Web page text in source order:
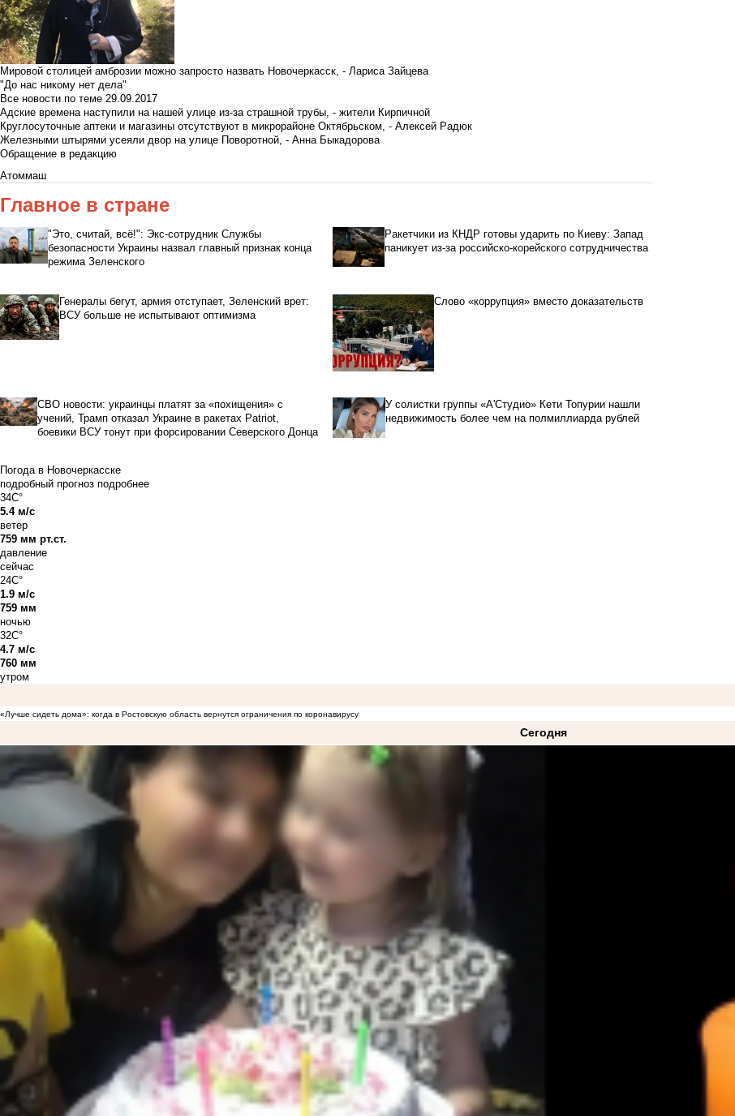
Мировой столицей амброзии можно запросто назвать Новочеркасск, - Лариса Зайцева
"До нас никому нет дела"
Все новости по теме 29.09.2017
Адские времена наступили на нашей улице из-за страшной трубы, - жители Кирпичной
Круглосуточные аптеки и магазины отсутствуют в микрорайоне Октябрьском, - Алексей Радюк
Железными штырями усеяли двор на улице Поворотной, - Анна Быкадорова
Обращение в редакцию
Атоммаш
Главное в стране
"Это, считай, всё!": Экс-сотрудник Службы
безопасности Украины назвал главный признак конца
режима Зеленского
Ракетчики из КНДР готовы ударить по Киеву: Запад
паникует из-за российско-корейского сотрудничества
Генералы бегут, армия отступает, Зеленский врет:
ВСУ больше не испытывают оптимизма
Слово «коррупция» вместо доказательств
СВО новости: украинцы платят за «похищения» с
учений, Трамп отказал Украине в ракетах Patriot,
боевики ВСУ тонут при форсировании Северского Донца
У солистки группы «А'Студио» Кети Топурии нашли
недвижимость более чем на полмиллиарда рублей
Погода в Новочеркасске
подробный прогноз подробнее
34C°
5.4 м/с
ветер
759 мм рт.ст.
давление
сейчас
24C°
1.9 м/с
759 мм
ночью
32C°
4.7 м/с
760 мм
утром
«Лучше сидеть дома»: когда в Ростовскую область вернутся ограничения по коронавирусу
Сегодня